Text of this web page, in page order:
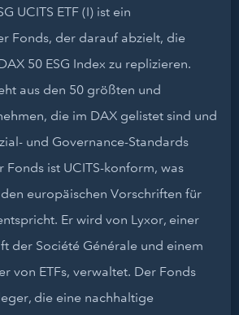
UCITS ETF (I) ist ein
Fonds, der darauf abzielt, die
50 ESG Index zu replizieren.
aus den 50 größten und
die im DAX gelistet sind und
und Governance-Standards
Fonds ist UCITS-konform, was
europäischen Vorschriften für
Er wird von Lyxor, einer
der Société Générale und einem
von ETFs, verwaltet. Der Fonds
die eine nachhaltige